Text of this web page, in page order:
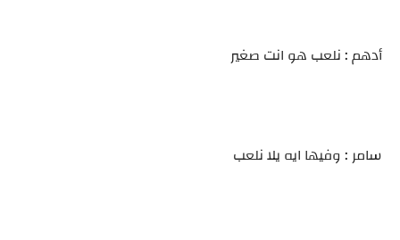
أدهم : نلعب هو انت صغير
سامر : وفيها ايه يلا نلعب